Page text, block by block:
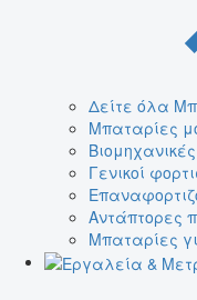
Δείτε όλα
Μπαταρίες
Γενικοί
Αντάπτορες
Μπαταρίες